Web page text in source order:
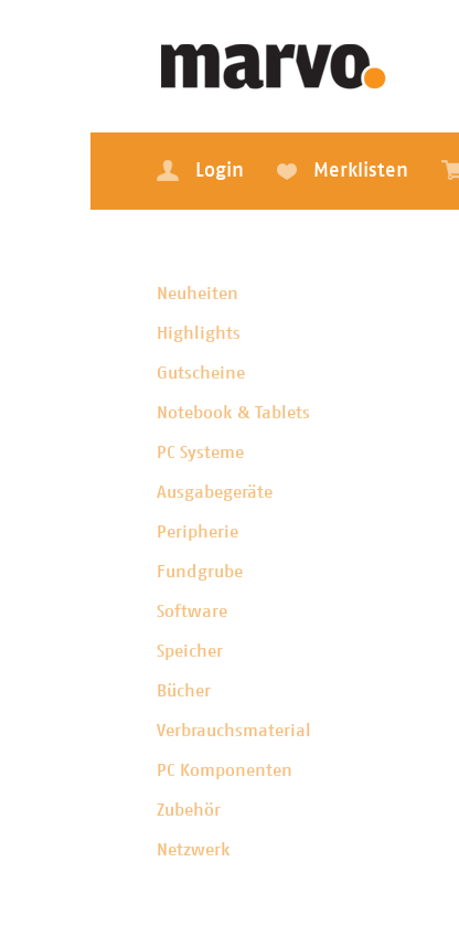
Login Merklisten
Neuheiten
Highlights
Gutscheine
Notebook & Tablets
PC Systeme
Ausgabegeräte
Peripherie
Fundgrube
Software
Speicher
Bücher
Verbrauchsmaterial
PC Komponenten
Zubehör
Netzwerk